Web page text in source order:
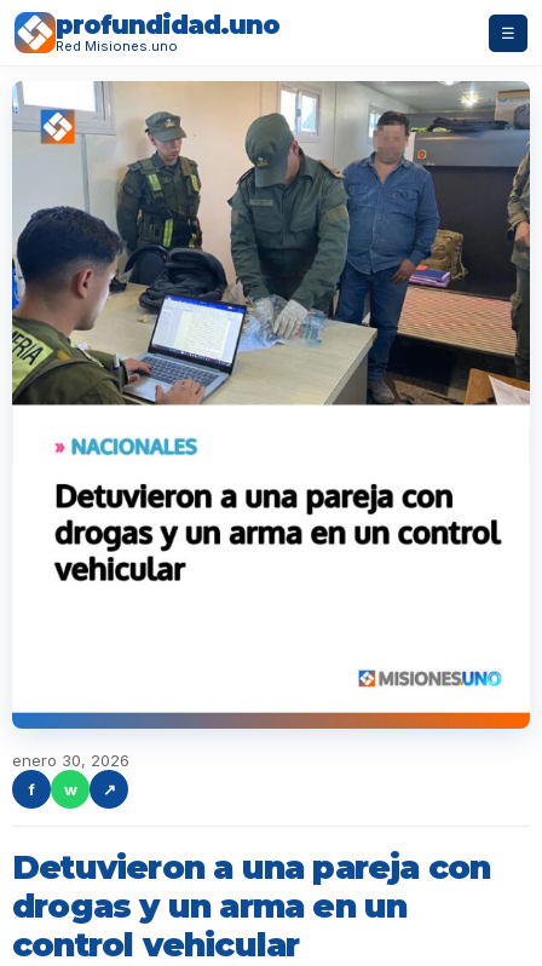
profundidad.uno
Red Misiones.uno
☰
enero 30, 2026
f
w ↗
Detuvieron a una pareja con
drogas y un arma en un
control vehicular